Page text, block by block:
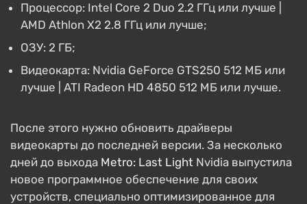
Процессор: Intel Core 2 Duo 2.2 ГГц или лучше |
AMD Athlon X2 2.8 ГГц или лучше;
ОЗУ: 2 ГБ;
Видеокарта: Nvidia GeForce GTS250 512 МБ или
лучше | ATI Radeon HD 4850 512 МБ или лучше.
После этого нужно обновить драйверы
видеокарты до последней версии. За несколько
дней до выхода Metro: Last Light Nvidia выпустила
новое программное обеспечение для своих
устройств, специально оптимизированное для